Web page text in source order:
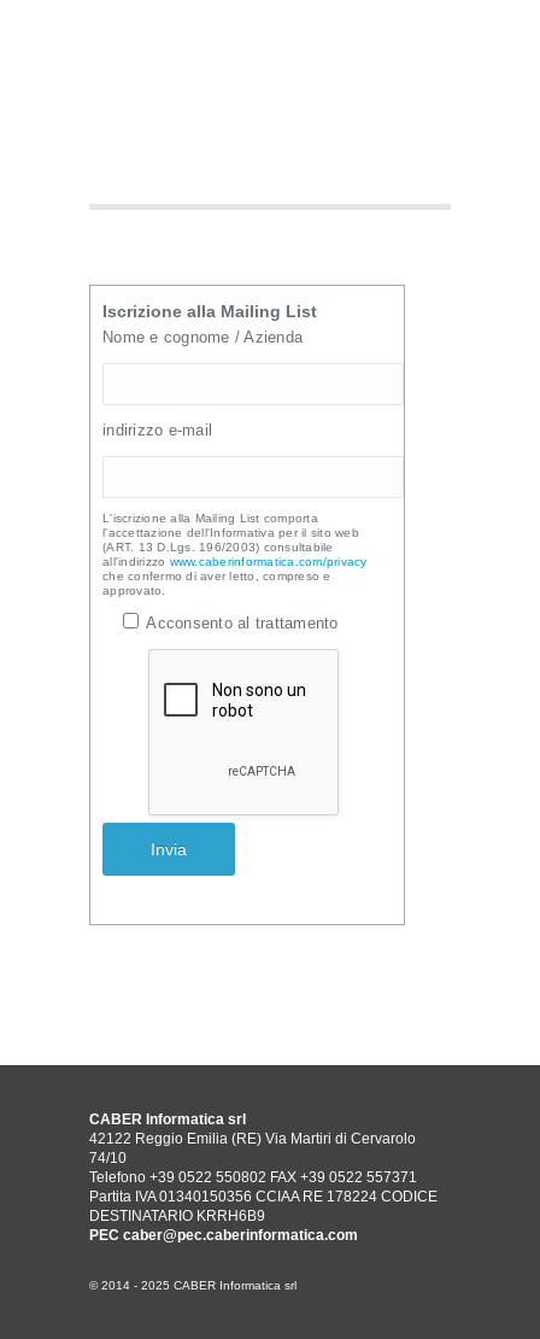
Iscrizione alla Mailing List
Nome e cognome / Azienda
indirizzo e-mail
L'iscrizione alla Mailing List comporta
l'accettazione dell'Informativa per il sito web
(ART. 13 D.Lgs. 196/2003) consultabile
all'indirizzo www.caberinformatica.com/privacy
che confermo di aver letto, compreso e
approvato.
Acconsento al trattamento
CABER Informatica srl
42122 Reggio Emilia (RE) Via Martiri di Cervarolo
74/10
Telefono +39 0522 550802 FAX +39 0522 557371
Partita IVA 01340150356 CCIAA RE 178224 CODICE
DESTINATARIO KRRH6B9
PEC caber@pec.caberinformatica.com
© 2014 - 2025 CABER Informatica srl